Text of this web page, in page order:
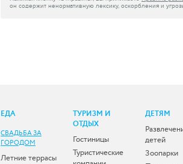
он содержит ненормативную лексику, оскорбления и
ЕДА
СВАДЬБА ЗА
ГОРОДОМ
Летние террасы
ТУРИЗМ И
ОТДЫХ
Гостиницы
Туристические
ДЕТЯМ
детей
Зоопарки